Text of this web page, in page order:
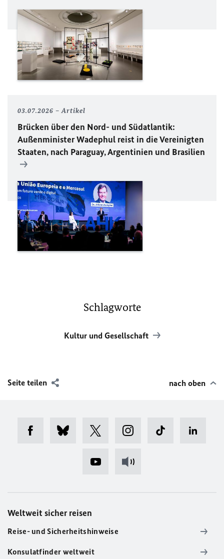
03.07.2026 Artikel
Brücken über den Nord- und Südatlantik:
Außenminister Wadephul reist in die Vereinigten
Staaten, nach Paraguay, Argentinien und Brasilien
Schlagworte
Kultur und Gesellschaft
Seite teilen nach oben
Weltweit sicher reisen
Reise- und Sicherheitshinweise
Konsulatfinder weltweit